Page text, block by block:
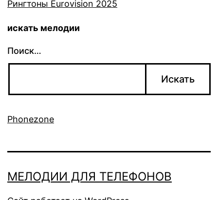
Рингтоны Eurovision 2025
искать мелодии
Поиск…
Phonezone
МЕЛОДИИ ДЛЯ ТЕЛЕФОНОВ